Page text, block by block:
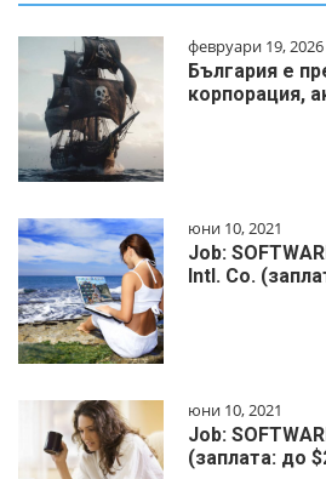
февруари 19, 2026
България е
корпорация,
юни 10, 2021
Job:
Intl. Co.
юни 10, 2021
Job:
(заплата: до